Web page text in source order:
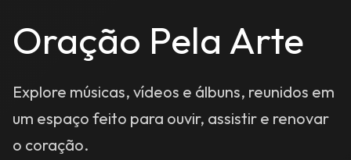
um espaço feito para ouvir, assistir e renovar
o coração.
Explore o conteúdo do site